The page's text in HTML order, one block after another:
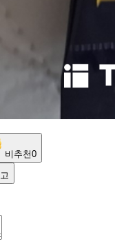
비추천0